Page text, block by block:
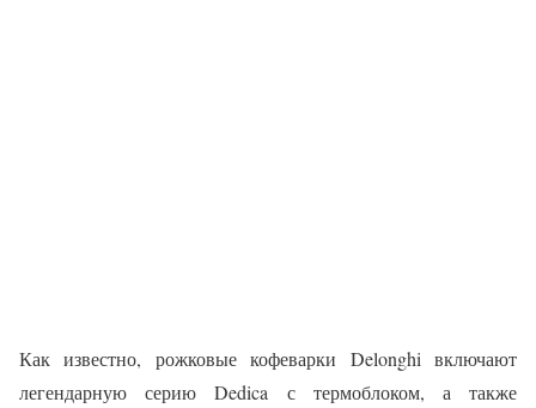
Как известно, рожковые кофеварки Delonghi включают
легендарную серию Dedica с термоблоком, а также